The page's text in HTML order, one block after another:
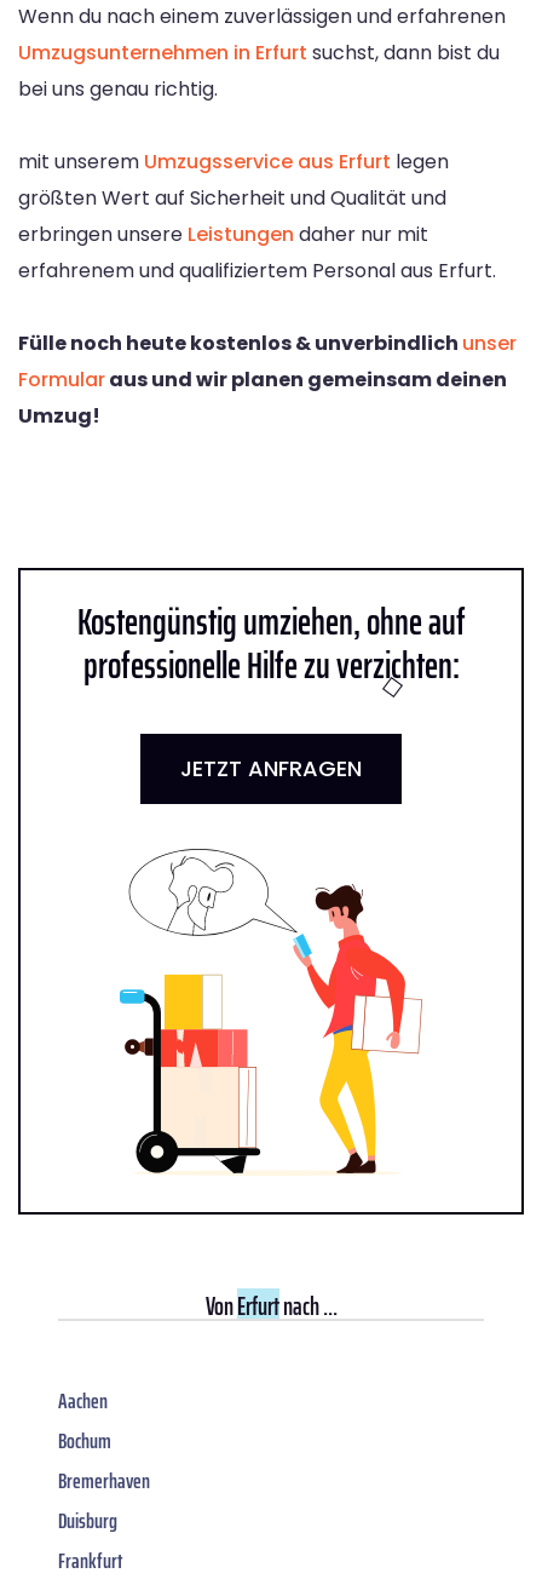
Wenn du nach einem zuverlässigen und erfahrenen
Umzugsunternehmen in Erfurt suchst, dann bist du
bei uns genau richtig.
mit unserem Umzugsservice aus Erfurt legen
größten Wert auf Sicherheit und Qualität und
erbringen unsere Leistungen daher nur mit
erfahrenem und qualifiziertem Personal aus Erfurt.
Fülle noch heute kostenlos & unverbindlich unser
Formularaus und wir planen gemeinsam deinen
Umzug!
Kostengünstig umziehen, ohne auf
professionelle Hilfe zu verzichten:
JETZT ANFRAGEN
VonErfurtnach ...
Aachen
Bochum
Bremerhaven
Duisburg
Frankfurt